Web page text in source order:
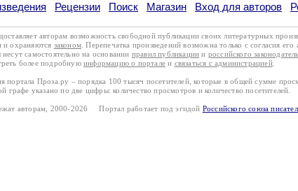
Рецензии Поиск Магазин Вход для авторов
авторам возможность свободной публикации своих литературных
и охраняются законом . Перепечатка произведений возможна только с согласия
самостоятельно на основании правил публикации и российского
более подробную информацию о портале и связаться с администрацией.
портала Проза.ру – порядка 100 тысяч посетителей, которые в общей сумме
графе указано по две цифры: количество просмотров и количество посетителей.
авторам, 2000-2026 Портал работает под эгидой Российского союза